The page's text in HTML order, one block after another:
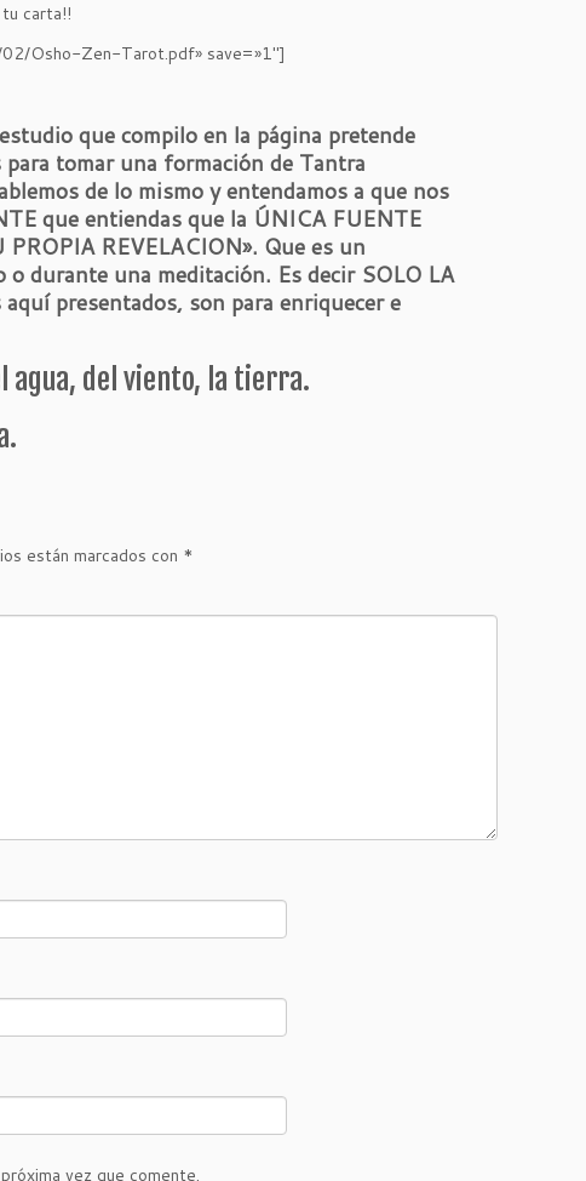
carta!!
Osho-Zen-Tarot.pdf» save=»1″]
que compilo en la página pretende
tomar una formación de Tantra
de lo mismo y entendamos a que nos
que entiendas que la ÚNICA FUENTE
REVELACION». Que es un
durante una meditación. Es decir SOLO LA
presentados, son para enriquecer e
agua, del viento, la tierra.
están marcados con *
vez que comente.